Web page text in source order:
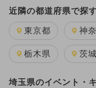
近隣の都道府県で探
東京都 神
栃木県 茨
埼玉県のイベント・